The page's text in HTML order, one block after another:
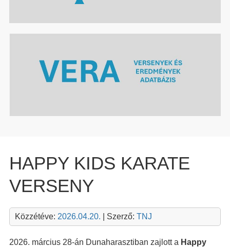
HAPPY KIDS KARATE
VERSENY
Közzétéve: 2026.04.20. | Szerző: TNJ
2026. március 28-án Dunaharasztiban zajlott a Happy